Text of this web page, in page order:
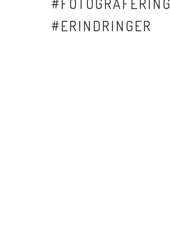
#ERINDRINGER